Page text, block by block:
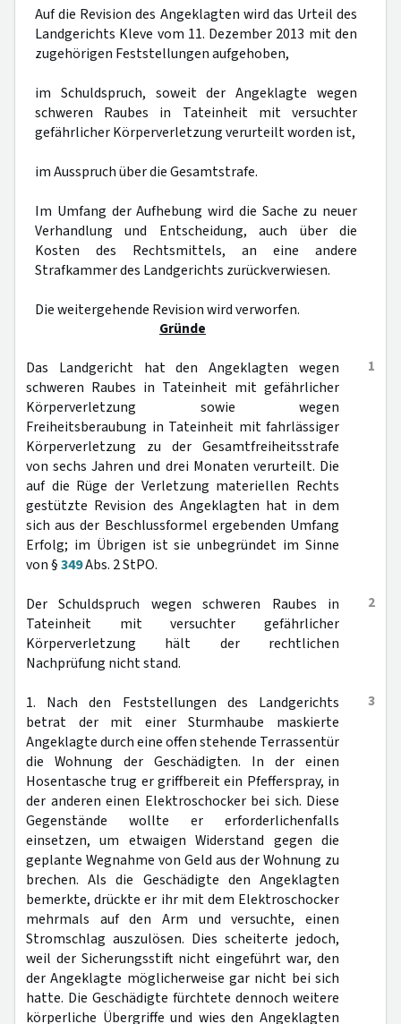
Auf die Revision des Angeklagten wird das Urteil des
Landgerichts Kleve vom 11. Dezember 2013 mit den
zugehörigen Feststellungen aufgehoben,
im Schuldspruch, soweit der Angeklagte wegen
schweren Raubes in Tateinheit mit versuchter
gefährlicher Körperverletzung verurteilt worden ist,
im Ausspruch über die Gesamtstrafe.
Im Umfang der Aufhebung wird die Sache zu neuer
Verhandlung und Entscheidung, auch über die
Kosten des Rechtsmittels, an eine andere
Strafkammer des Landgerichts zurückverwiesen.
Die weitergehende Revision wird verworfen.
Gründe
1
Das Landgericht hat den Angeklagten wegen
schweren Raubes in Tateinheit mit gefährlicher
Körperverletzung sowie wegen
Freiheitsberaubung in Tateinheit mit fahrlässiger
Körperverletzung zu der Gesamtfreiheitsstrafe
von sechs Jahren und drei Monaten verurteilt. Die
auf die Rüge der Verletzung materiellen Rechts
gestützte Revision des Angeklagten hat in dem
sich aus der Beschlussformel ergebenden Umfang
Erfolg; im Übrigen ist sie unbegründet im Sinne
von §349Abs. 2 StPO.
2
Der Schuldspruch wegen schweren Raubes in
Tateinheit mit versuchter gefährlicher
Körperverletzung hält der rechtlichen
Nachprüfung nicht stand.
3
1. Nach den Feststellungen des Landgerichts
betrat der mit einer Sturmhaube maskierte
Angeklagte durch eine offen stehende Terrassentür
die Wohnung der Geschädigten. In der einen
Hosentasche trug er griffbereit ein Pfefferspray, in
der anderen einen Elektroschocker bei sich. Diese
Gegenstände wollte er erforderlichenfalls
einsetzen, um etwaigen Widerstand gegen die
geplante Wegnahme von Geld aus der Wohnung zu
brechen. Als die Geschädigte den Angeklagten
bemerkte, drückte er ihr mit dem Elektroschocker
mehrmals auf den Arm und versuchte, einen
Stromschlag auszulösen. Dies scheiterte jedoch,
weil der Sicherungsstift nicht eingeführt war, den
der Angeklagte möglicherweise gar nicht bei sich
hatte. Die Geschädigte fürchtete dennoch weitere
körperliche Übergriffe und wies den Angeklagten